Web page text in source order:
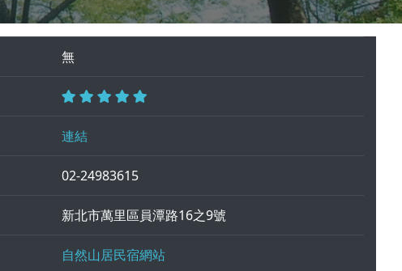
無
連結
02-24983615
新北市萬里區員潭路16之9號
自然山居民宿網站